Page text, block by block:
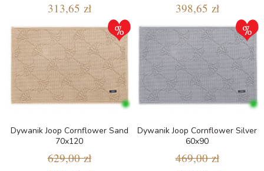
313,65 zł
398,65 zł
Dywanik Joop Cornflower Sand
70x120
629,00 zł
Dywanik Joop Cornflower Silver
60x90
469,00 zł